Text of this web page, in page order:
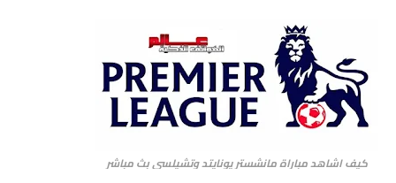
كيف اشاهد مباراة مانشستر يونايتد وتشيلسي بث مباشر